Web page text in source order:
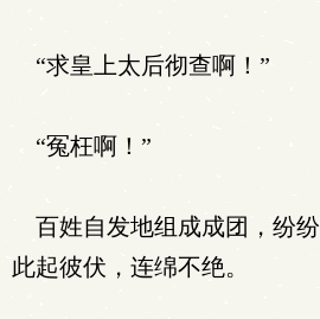
“求皇上太后彻查啊！”
“冤枉啊！”
百姓自发地组成成团，纷
此起彼伏，连绵不绝。